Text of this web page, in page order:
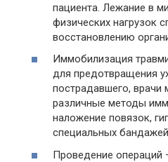
пациента. Лежание в
физических нагрузок
восстановлению
Иммобилизация
для предотвращения
пострадавшего, врачи
различные методы
наложение повязок,
специальных
Проведение операций